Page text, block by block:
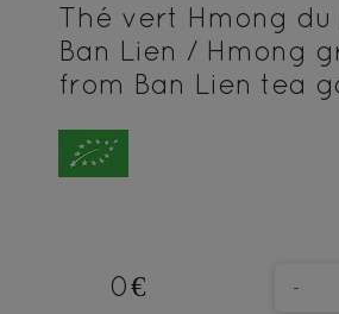
Thé vert Hmong du
Ban Lien / Hmong
from Ban Lien tea
0€ -